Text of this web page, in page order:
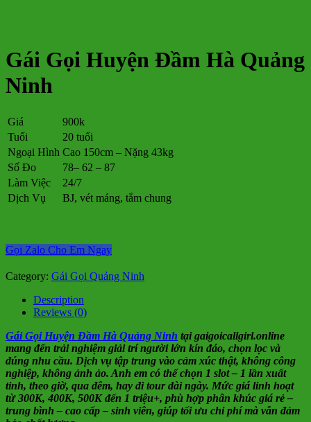
Gái Gọi Huyện Đầm Hà Quảng
Ninh
Giá
900k
Tuổi
20 tuổi
Ngoại Hình Cao 150cm – Nặng 43kg
Số Đo
78– 62 – 87
Làm Việc
24/7
Dịch Vụ
BJ, vét máng, tắm chung
Gọi Zalo Cho Em Ngay
Category: Gái Gọi Quảng Ninh
Description
Reviews (0)
Gái Gọi Huyện Đầm Hà Quảng Ninh tại gaigoicallgirl.online
mang đến trải nghiệm giải trí người lớn kín đáo, chọn lọc và
đúng nhu cầu. Dịch vụ tập trung vào cảm xúc thật, không công
nghiệp, không ảnh ảo. Anh em có thể chọn 1 slot – 1 lần xuất
tinh, theo giờ, qua đêm, hay đi tour dài ngày. Mức giá linh hoạt
từ 300K, 400K, 500K đến 1 triệu+, phù hợp phân khúc giá rẻ –
trung bình – cao cấp – sinh viên, giúp tối ưu chi phí mà vẫn đảm